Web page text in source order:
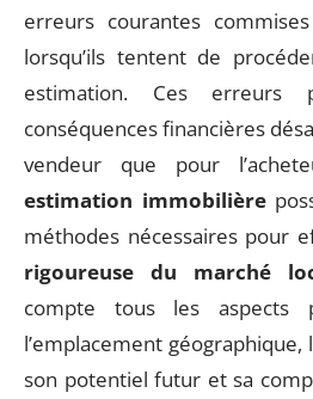
erreurs courantes
lorsqu’ils tentent de
estimation. Ces erreurs
conséquences financières
vendeur que pour
estimation immobilière
méthodes nécessaires pour
rigoureuse du marché
compte tous les aspects
l’emplacement géographique,
son potentiel futur et sa